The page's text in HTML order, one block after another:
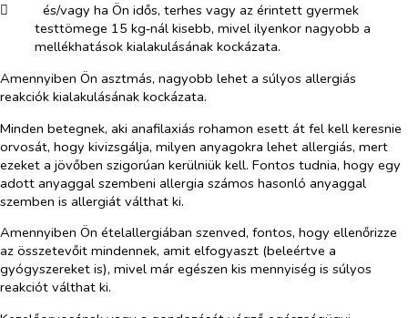
​
és/vagy ha Ön idős, terhes vagy az érintett gyermek
testtömege 15 kg‑nál kisebb, mivel ilyenkor nagyobb a
mellékhatások kialakulásának kockázata.
Amennyiben Ön asztmás, nagyobb lehet a súlyos allergiás
reakciók kialakulásának kockázata.
Minden betegnek, aki anafilaxiás rohamon esett át fel kell keresnie
orvosát, hogy kivizsgálja, milyen anyagokra lehet allergiás, mert
ezeket a jövőben szigorúan kerülniük kell. Fontos tudnia, hogy egy
adott anyaggal szembeni allergia számos hasonló anyaggal
szemben is allergiát válthat ki.
Amennyiben Ön ételallergiában szenved, fontos, hogy ellenőrizze
az összetevőit mindennek, amit elfogyaszt (beleértve a
gyógyszereket is), mivel már egészen kis mennyiség is súlyos
reakciót válthat ki.